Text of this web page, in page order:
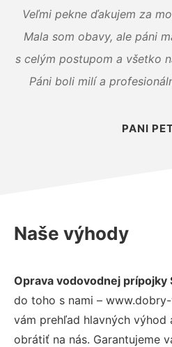
Veľmi pekne ďakujem za
Mala som obavy, ale páni
s celým postupom a všetko
Páni boli milí a
PANI
Naše výhody
Oprava vodovodnej prípojky
do toho s nami –
vám prehľad hlavných výhod
obrátiť na nás. Garantujeme